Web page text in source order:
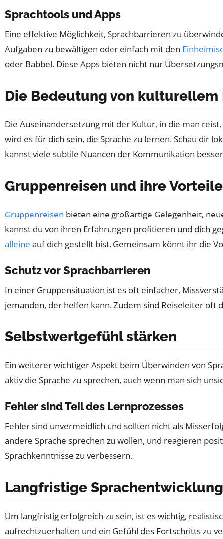
Sprachtools und Apps
Eine effektive Möglichkeit, Sprachbarrieren zu
Aufgaben zu bewältigen oder einfach mit den
oder Babbel. Diese Apps bieten nicht nur
Die Bedeutung von kulturellem
Die Auseinandersetzung mit der Kultur, in die man
wird es für dich sein, die Sprache zu lernen. Schau dir
kannst viele subtile Nuancen der Kommunikation
Gruppenreisen und ihre Vorteile
Gruppenreisen bieten eine großartige Gelegenheit,
kannst du von ihren Erfahrungen profitieren und dich
alleine auf dich gestellt bist. Gemeinsam könnt ihr die
Schutz vor Sprachbarrieren
In einer Gruppensituation ist es oft einfacher,
jemanden, der helfen kann. Zudem sind Reiseleiter
Selbstwertgefühl stärken
Ein weiterer wichtiger Aspekt beim Überwinden von
aktiv die Sprache zu sprechen, auch wenn man sich
Fehler sind Teil des Lernprozesses
Fehler sind unvermeidlich und sollten nicht als
andere Sprache sprechen zu wollen, und reagieren
Sprachkenntnisse zu verbessern.
Langfristige
Um langfristig erfolgreich zu sein, ist es wichtig,
aufrechtzuerhalten und ein Gefühl des Fortschritts zu